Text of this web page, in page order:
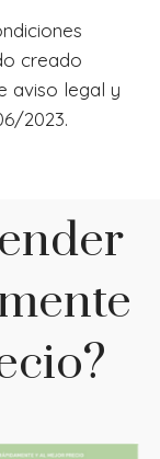
creado
aviso legal y
2023.